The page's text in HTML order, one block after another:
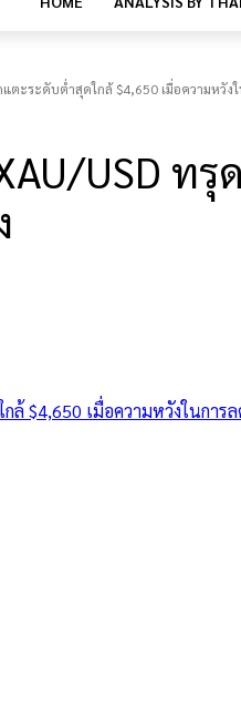
ตะระดับต่ำสุดใกล้ $4,650 เมื่อความหวัง
USD ท